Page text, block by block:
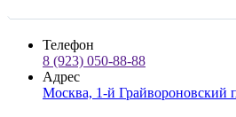
Телефон
8 (923) 050-88-88
Адрес
Москва, 1-й Грайвороновский